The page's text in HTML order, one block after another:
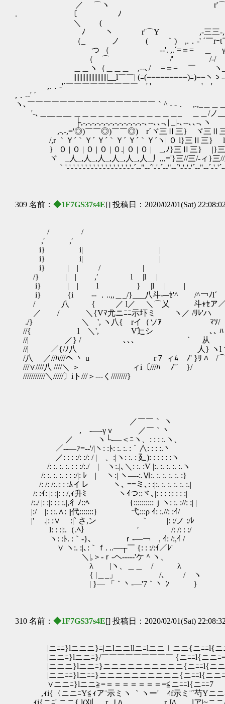
／ ⌒ヽ r'⌒Y
. 〔 ﾉ (
＼ ( ゝ-‐'
ﾉ ヽ r'⌒Y ,-三三-,､二二
（_ ノ ( ｀) ,.．‐' ´￣rｰt￣ﾍ
つ （ ゝ-‐'. ,.´=＝= ＿ γ ,r⌒ヽ
（ ⌒ /' /-/ | | f'´｀t （ （(
＿＿ヽ（＿＿＿ ,--､/ =＝= ￣ ヽ_ヽ___,
|||||||||||||||||||||||__l￣￣| (ﾆ(=========)ﾆ)==ヽゝ
,.．‐'´￣￣￣￣￣￣￣￣￣ ' ' ' ' ''￣ヽrｭ
,．-‐' ´ (（○） ￣
ヽ､￣￣￣￣￣￣￣￣￣￣￣￣￣￣￣￣｀^ ‐ -． ,.,_＿＿
'‐､＿__＿__ ＿＿＿＿＿＿＿＿＿＿＿＿＿_ ＿
├,-,-,-,-,-,-,-,-,-,-,-,-,-,-､--､､-､| _|-､--､､-､ヽ
,-,-,='◎)￣￣◎)￣￣◎) r´ヾ三Ⅱ三} ヾ三Ⅱ
/,r ｀Ｙ´｀Ｙ´ Ｙ´｀Ｙ´ Ｙ´｀Ｙ´ヽ| ０ l}三Ⅱ
} | ０ | ０ | ０ | ０ | ０.| ０ | ０ |ゝ_,ﾉ}三Ⅱ三}
ヾゝ_人_,人_,人_,人_,人_,人_丿,,,='}三//三/-ィ}三//
｀'‐'‐'‐'‐'‐'‐'‐'‐'‐'‐'‐'‐'‐'‐'-'‐'‐´‐‐"--´'‐'‐´‐‐"--´'‐'‐'‐'´‐‐"--
309 名前： ◆1F7GS37s4E[] 投稿日：2020/02/01(Sat)
/ / ヽ
,′ ,′
i} i| | |
i} i| | | |
i} | | / |
/} | | ,′ l |l
i} | | l } |l | | ｌ
i} {i ‐- ．..,,＿_/}___八斗-─ｾ'^ /^￢ﾉl´
/ 八 { ／ l／ ＼⌒乂 斗ｬｾア／
／ / ＼{Vﾏ尤ニﾆﾆ示圷ミ ヽ／ /ﾘﾚ'ハ
./} ＼ ', ヽ八{ rイ（ソｱ
//{ l ＼', V辷シ ､､ ﾊ
//| ／} / ､､､ `
//| ／{/ﾉ八ゝ 人} ヽlヽ
/八 ／//ﾊ///ヘ 丶 u r７ ィﾑ ﾉ' }ﾘ ﾊ /
///∨////八 ////＼ ＞ ィi〔///ﾊ ﾉ'´ }/
///////////＼/////〕iト///＞---く////////}
／￣￣｀ ヽ
, -―‐γｖ ／￣｀丶
／ ヽ└‐―＜ﾆヽ、: : : :.ヽ、
／-‐―ｧ=-‐'/|ヽ: :ﾄ: :. :. :｀∧: : : :.丶
／: : : :/: :/: / | 、:|ヽ: :. : 廴): : : : : :ヽ
/: :. :. :. : : :/:./ | ヽ:.|､＼: :. :V |:. :. :. :. :.ヽ
/: :. :. :. : : :/|: ﾚ | ヽ:| ヽ―-:.Ⅵ:. :. :. :. :. :}
/: /: /:.|: : :ﾑイレ ヽ､ ==ミ､: :|:. :. :. :. :. :.|
/: :ｲ: |: :|: : /,ｨ升ﾐ ヽｲつ::ヾ､|: : : :|: : : :| 一
/:./ |: :|: :|: :.|,彳ﾉ::ﾍ {::::::::::ｊヽ: :. ://: :| |
|:/ |: :|:.∧: ||代:::::::} 弋:::ρ ｲ: :.//: :ｲ/
|' .|: :∨ ゝ:|` さ,ン ｀ |: :/ノ :/ﾚ まさ
l: : :|:.（.ﾍ｝ ′ /: /: : :/
ヽ: :ﾄ. :｀‐}､ ｒ-―￢ , ｲ: /:,ｲ /
∨ ヽ:. :|､:｀ｆ. ..―┬￣ {: : :/:ｲ／ﾚ'
＼|,＞‐ｒ‐ヘ----‐'ケ＾ヽ、
λ |ヽ、＿＿ / λ
{ |＿_」 /､ / ヽ
| }― 「｀丶-―'7｀丶 ﾝ }
310 名前： ◆1F7GS37s4E[] 投稿日：2020/02/01(Sat)
|ニﾆﾆ}lニニニ}ﾆ|ニlニニllニﾆlニニｌニニ{ニﾆﾆl{ニ
|ニニﾆ}lニニﾆ}/￣￣￣￣￣￣￣￣￣ {ニﾆﾆl{ニニﾆ
|ニニニ}lニニﾆ}ニニニニニニニニニニ{ニﾆﾆl{ニニ
|ニニﾆﾆ}lニﾆﾆ}ニニニニニニニニニニ{ニﾆﾆl{ニニ
∨ニニﾆ}lニニ≧=＝＝＝＝＝＝＝=≦ニﾆﾆl{ニﾆﾆ7
,ｨi{〈ニニﾆY≦ｨア¨示ミヽ ｀ヽー' ｨf示ミ¨`芍Yニニ
,ｨi{ニﾆ',ニニ{ l(刈 r Ｊﾊ r Jﾊ lア|~ニニ/